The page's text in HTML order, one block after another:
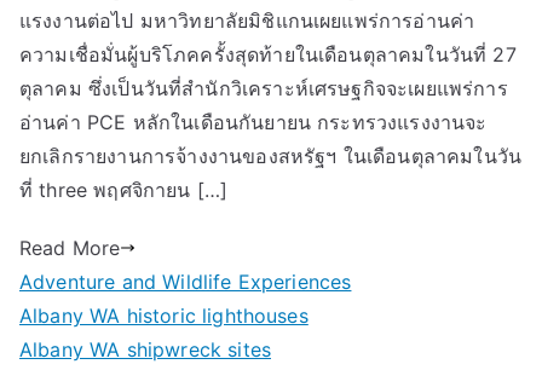
แรงงานต่อไป มหาวิทยาลัยมิชิแกนเผยแพร่การอ่านค่า
ความเชื่อมั่นผู้บริโภคครั้งสุดท้ายในเดือนตุลาคมในวันที่ 27
ตุลาคม ซึ่งเป็นวันที่สำนักวิเคราะห์เศรษฐกิจจะเผยแพร่การ
อ่านค่า PCE หลักในเดือนกันยายน กระทรวงแรงงานจะ
ยกเลิกรายงานการจ้างงานของสหรัฐฯ ในเดือนตุลาคมในวัน
ที่ three พฤศจิกายน […]
Read More
Adventure and Wildlife Experiences
Albany WA historic lighthouses
Albany WA shipwreck sites